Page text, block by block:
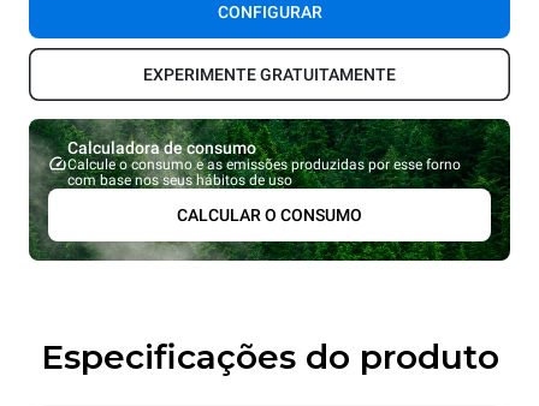
CONFIGURAR
EXPERIMENTE GRATUITAMENTE
Calculadora de consumo
Calcule o consumo e as emissões produzidas por esse forno
com base nos seus hábitos de uso
CALCULAR O CONSUMO
Especificações do produto